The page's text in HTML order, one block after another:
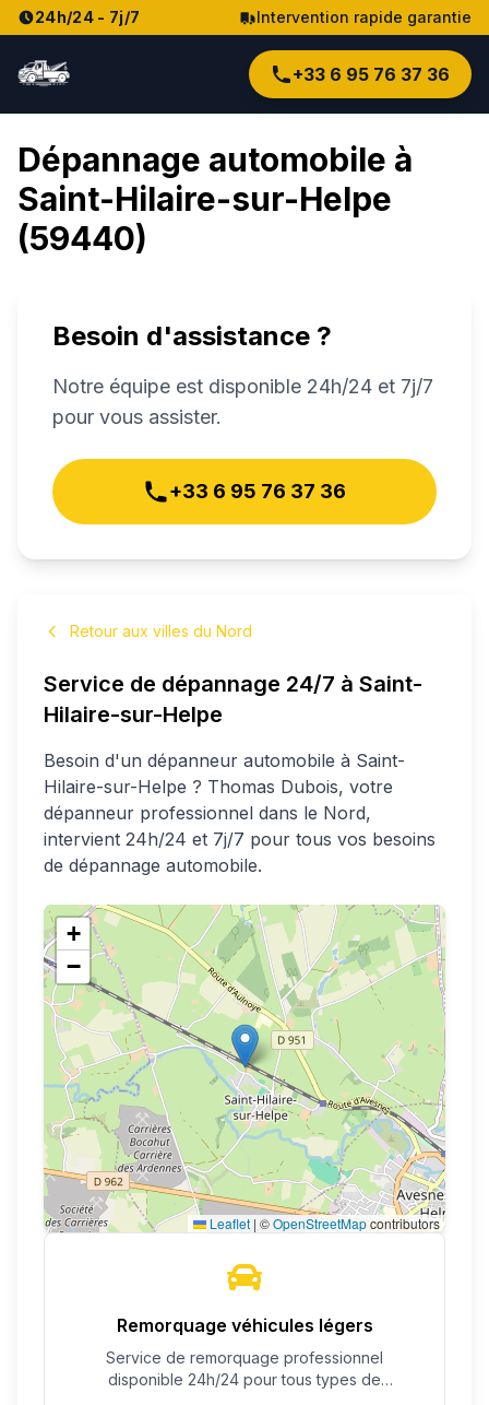
24h/24 - 7j/7 Intervention rapide garantie
+33 6 95 76 37 36
Dépannage automobile à
Saint-Hilaire-sur-Helpe
(59440)
Besoin d'assistance ?
Notre équipe est disponible 24h/24 et 7j/7
pour vous assister.
+33 6 95 76 37 36
Retour aux villes du Nord
Service de dépannage 24/7 à Saint-
Hilaire-sur-Helpe
Besoin d'un dépanneur automobile à Saint-
Hilaire-sur-Helpe ? Thomas Dubois, votre
dépanneur professionnel dans le Nord,
intervient 24h/24 et 7j/7 pour tous vos besoins
de dépannage automobile.
+
−
Leaflet | ©OpenStreetMapcontributors
Remorquage véhicules légers
Service de remorquage professionnel
disponible 24h/24 pour tous types de